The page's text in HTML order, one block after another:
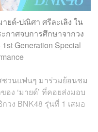
ยด์-ปณิศา ศรีละเลิง ใน
กาศจบการศึกษาจากวง
Generation Special
ชวนแฟนๆ มาร่วมย้อนชม
อง ‘มายด์’ ที่คอยส่งมอบ
วง BNK48 รุ่นที่ 1 เสมอ